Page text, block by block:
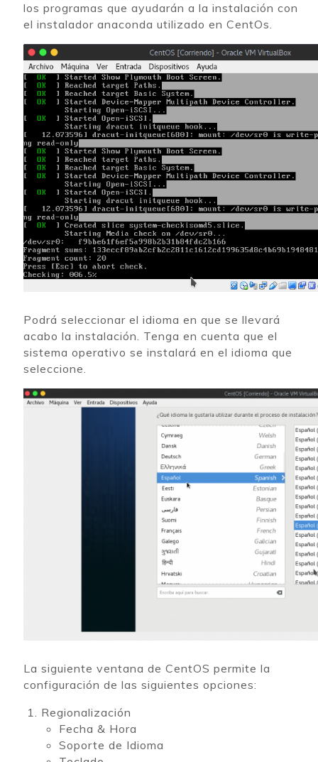
los programas que ayudarán a la instalación con
el instalador anaconda utilizado en CentOs.
Podrá seleccionar el idioma en que se llevará
acabo la instalación. Tenga en cuenta que el
sistema operativo se instalará en el idioma que
seleccione.
La siguiente ventana de CentOS permite la
configuración de las siguientes opciones:
Regionalización
Fecha & Hora
Soporte de Idioma